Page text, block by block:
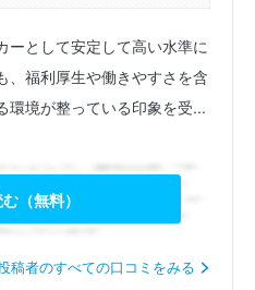
ーとして安定して高い水準に
、福利厚生や働きやすさを含
環境が整っている印象を受...
（無料）
稿者のすべての口コミをみる